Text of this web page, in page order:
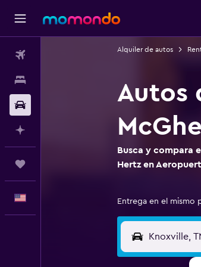
Alquiler de autos
Autos
Busca y compara
Hertz en
Entrega en el mismo